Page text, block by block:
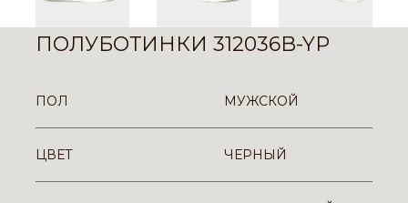
ПОЛУБОТИНКИ 312036B-YP
ПОЛ МУЖСКОЙ
ЦВЕТ ЧЕРНЫЙ